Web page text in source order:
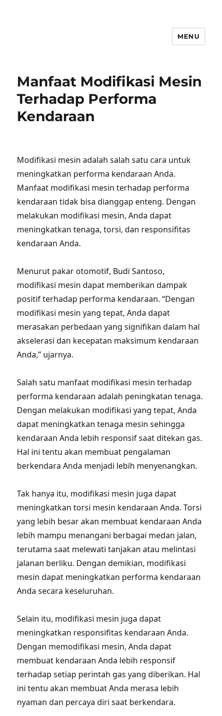
MENU
Manfaat Modifikasi Mesin
Terhadap Performa
Kendaraan
Modifikasi mesin adalah salah satu cara untuk
meningkatkan performa kendaraan Anda.
Manfaat modifikasi mesin terhadap performa
kendaraan tidak bisa dianggap enteng. Dengan
melakukan modifikasi mesin, Anda dapat
meningkatkan tenaga, torsi, dan responsifitas
kendaraan Anda.
Menurut pakar otomotif, Budi Santoso,
modifikasi mesin dapat memberikan dampak
positif terhadap performa kendaraan. “Dengan
modifikasi mesin yang tepat, Anda dapat
merasakan perbedaan yang signifikan dalam hal
akselerasi dan kecepatan maksimum kendaraan
Anda,” ujarnya.
Salah satu manfaat modifikasi mesin terhadap
performa kendaraan adalah peningkatan tenaga.
Dengan melakukan modifikasi yang tepat, Anda
dapat meningkatkan tenaga mesin sehingga
kendaraan Anda lebih responsif saat ditekan gas.
Hal ini tentu akan membuat pengalaman
berkendara Anda menjadi lebih menyenangkan.
Tak hanya itu, modifikasi mesin juga dapat
meningkatkan torsi mesin kendaraan Anda. Torsi
yang lebih besar akan membuat kendaraan Anda
lebih mampu menangani berbagai medan jalan,
terutama saat melewati tanjakan atau melintasi
jalanan berliku. Dengan demikian, modifikasi
mesin dapat meningkatkan performa kendaraan
Anda secara keseluruhan.
Selain itu, modifikasi mesin juga dapat
meningkatkan responsifitas kendaraan Anda.
Dengan memodifikasi mesin, Anda dapat
membuat kendaraan Anda lebih responsif
terhadap setiap perintah gas yang diberikan. Hal
ini tentu akan membuat Anda merasa lebih
nyaman dan percaya diri saat berkendara.